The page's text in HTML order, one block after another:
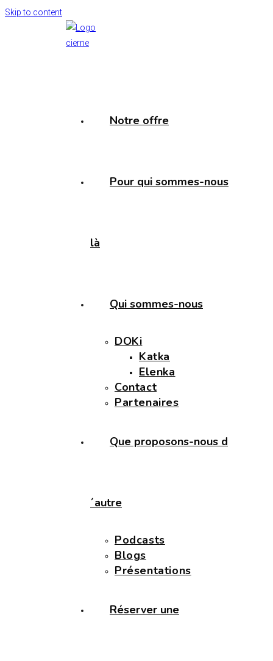
Skip to content
Notre offre
Pour qui sommes-nous
là
Qui sommes-nous
DOKi
Katka
Elenka
Contact
Partenaires
Que proposons-nous d
´autre
Podcasts
Blogs
Présentations
Réserver une